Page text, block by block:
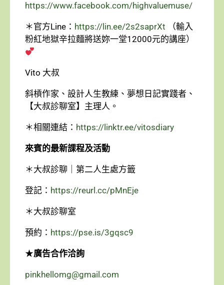
https://www.facebook.com/highvaluemuse/
＊官方Line： https://lin.ee/2s2saprXt （輸入
粉紅地獄辛拉麵將送妳一堂12000元的講座）
Vito 大叔
斜槓作家、設計人生教練、夢想日記實踐者、
【大叔診聊室】主理人。
＊相關連結： https://linktr.ee/vitosdiary
來賓的最新課程及活動
＊大叔診聊｜第二人生處方籤
登記： https://reurl.cc/pMnEje
＊大叔診聊室
預約： https://pse.is/3gqsc9
★廣告合作洽詢
pinkhellomg@gmail.com